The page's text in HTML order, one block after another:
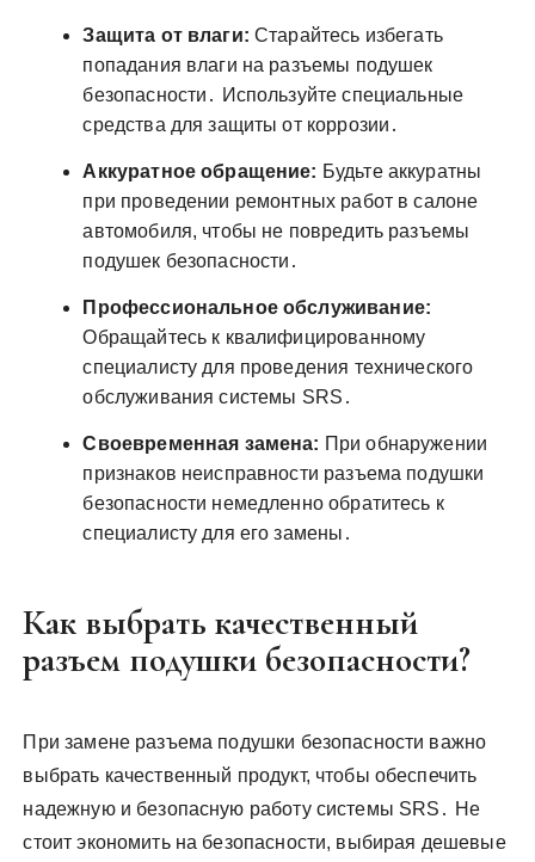
Защита от влаги: Старайтесь избегать
попадания влаги на разъемы подушек
безопасности․ Используйте специальные
средства для защиты от коррозии․
Аккуратное обращение: Будьте аккуратны
при проведении ремонтных работ в салоне
автомобиля, чтобы не повредить разъемы
подушек безопасности․
Профессиональное обслуживание:
Обращайтесь к квалифицированному
специалисту для проведения технического
обслуживания системы SRS․
Своевременная замена: При обнаружении
признаков неисправности разъема подушки
безопасности немедленно обратитесь к
специалисту для его замены․
Как выбрать качественный
разъем подушки безопасности?
При замене разъема подушки безопасности важно
выбрать качественный продукт, чтобы обеспечить
надежную и безопасную работу системы SRS․ Не
стоит экономить на безопасности, выбирая дешевые